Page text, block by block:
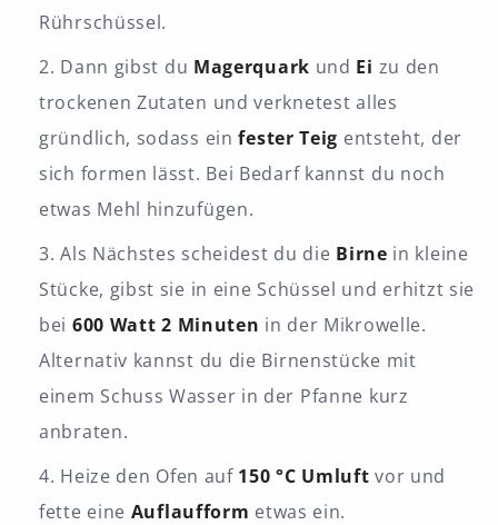
Rührschüssel.
Dann gibst du Magerquark und Ei zu den
trockenen Zutaten und verknetest alles
gründlich, sodass einfester Teig entsteht, der
sich formen lässt. Bei Bedarf kannst du noch
etwas Mehl hinzufügen.
Als Nächstes scheidest du die Birne in kleine
Stücke, gibst sie in eine Schüssel und erhitzt sie
bei 600 Watt 2 Minuten in der Mikrowelle.
Alternativ kannst du die Birnenstücke mit
einem Schuss Wasser in der Pfanne kurz
anbraten.
Heize den Ofen auf 150 °C Umluft vor und
fette eine Auflaufform etwas ein.